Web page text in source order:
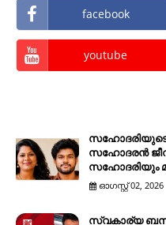
facebook
youtube
സഹോദരൻ
സഹോദരിയും
ഓഗസ്റ്റ് 02, 2026
സ്വകാര്യ